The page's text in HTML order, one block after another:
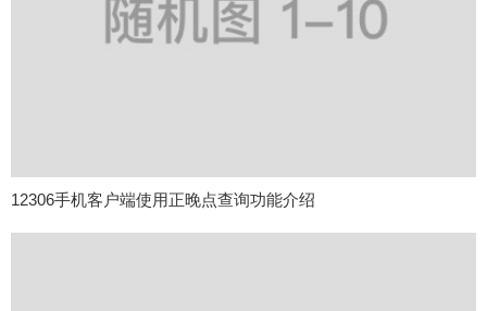
12306手机客户端使用正晚点查询功能介绍